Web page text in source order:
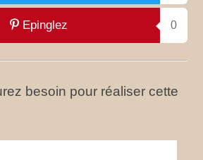
Epinglez 0
besoin pour réaliser cette